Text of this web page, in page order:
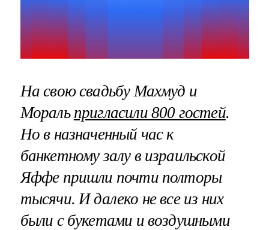
На свою свадьбу Махмуд и
Мораль пригласили 800 гостей.
Но в назначенный час к
банкетному залу в израильской
Яффе пришли почти полторы
тысячи. И далеко не все из них
были с букетами и воздушными